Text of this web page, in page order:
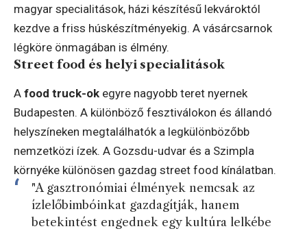
magyar specialitások, házi készítésű lekvároktól
kezdve a friss húskészítményekig. A vásárcsarnok
légköre önmagában is élmény.
Street food és helyi specialitások
A food truck-ok egyre nagyobb teret nyernek
Budapesten. A különböző fesztiválokon és állandó
helyszíneken megtalálhatók a legkülönbözőbb
nemzetközi ízek. A Gozsdu-udvar és a Szimpla
környéke különösen gazdag street food kínálatban.
"A gasztronómiai élmények nemcsak az
ízlelőbimbóinkat gazdagítják, hanem
betekintést engednek egy kultúra lelkébe